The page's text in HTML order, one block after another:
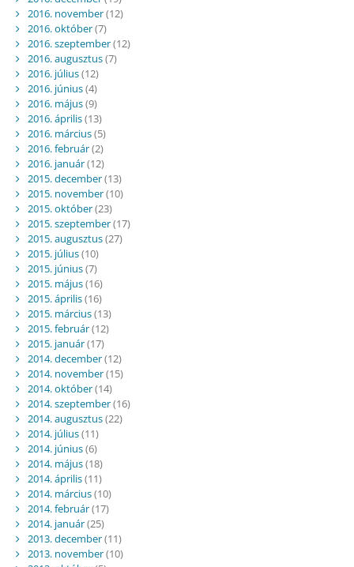
2016. november(12)
2016. október(7)
2016. szeptember(12)
2016. augusztus(7)
2016. július(12)
2016. június(4)
2016. május(9)
2016. április(13)
2016. március(5)
2016. február(2)
2016. január(12)
2015. december(13)
2015. november(10)
2015. október(23)
2015. szeptember(17)
2015. augusztus(27)
2015. július(10)
2015. június(7)
2015. május(16)
2015. április(16)
2015. március(13)
2015. február(12)
2015. január(17)
2014. december(12)
2014. november(15)
2014. október(14)
2014. szeptember(16)
2014. augusztus(22)
2014. július(11)
2014. június(6)
2014. május(18)
2014. április(11)
2014. március(10)
2014. február(17)
2014. január(25)
2013. december(11)
2013. november(10)